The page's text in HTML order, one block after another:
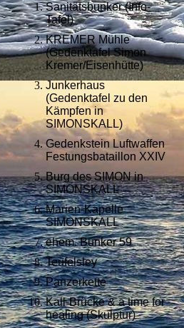
Sanitätsbunker (Info-
Tafel)
KREMER Mühle
(Gedenktafel Simon
Kremer/Eisenhütte)
Junkerhaus
(Gedenktafel zu den
Kämpfen in
SIMONSKALL)
Gedenkstein Luftwaffen
Festungsbataillon XXIV
Burg des SIMON in
SIMONSKALL
Marien-Kapelle
SIMONSKALL
ehem. Bunker 59
Teufelsley
Panzerkette
Kall-Brücke & a time for
healing (Skulptur)